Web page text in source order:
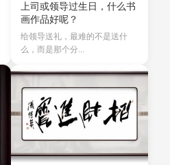
上司或领导过生日，什么书
画作品好呢？
给领导送礼，最难的不是送什
么，而是那个分...